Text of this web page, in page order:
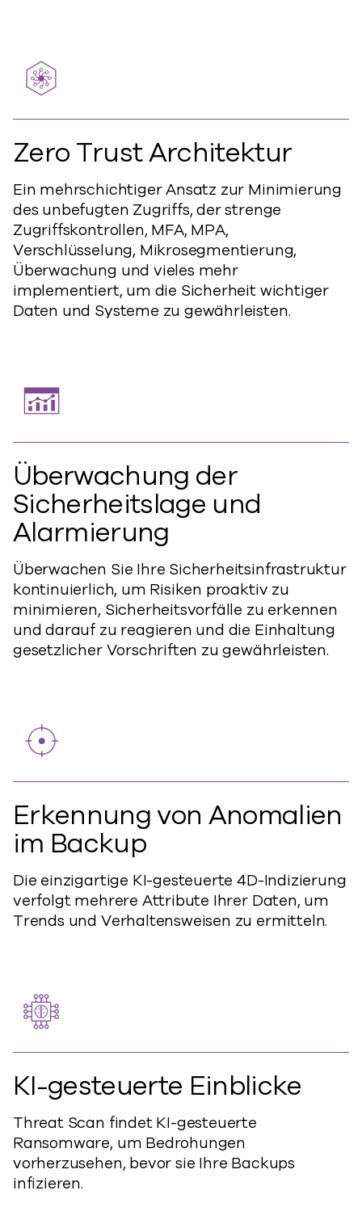
Zero Trust Architektur
Ein mehrschichtiger Ansatz zur Minimierung
des unbefugten Zugriffs, der strenge
Zugriffskontrollen, MFA, MPA,
Verschlüsselung, Mikrosegmentierung,
Überwachung und vieles mehr
implementiert, um die Sicherheit wichtiger
Daten und Systeme zu gewährleisten.
Überwachung der
Sicherheitslage und
Alarmierung
Überwachen Sie Ihre Sicherheitsinfrastruktur
kontinuierlich, um Risiken proaktiv zu
minimieren, Sicherheitsvorfälle zu erkennen
und darauf zu reagieren und die Einhaltung
gesetzlicher Vorschriften zu gewährleisten.
Erkennung von Anomalien
im Backup
Die einzigartige KI-gesteuerte 4D-Indizierung
verfolgt mehrere Attribute Ihrer Daten, um
Trends und Verhaltensweisen zu ermitteln.
KI-gesteuerte Einblicke
Threat Scan findet KI-gesteuerte
Ransomware, um Bedrohungen
vorherzusehen, bevor sie Ihre Backups
infizieren.